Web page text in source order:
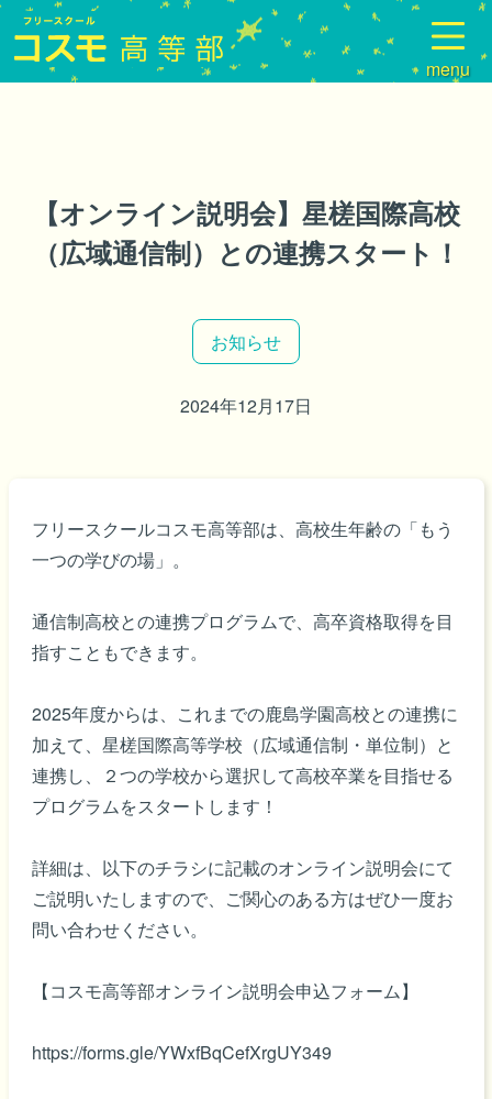
【オンライン説明会】星槎国際高校
（広域通信制）との連携スタート！
お知らせ
2024年12月17日
フリースクールコスモ高等部は、高校生年齢の「もう
一つの学びの場」。
通信制高校との連携プログラムで、高卒資格取得を目
指すこともできます。
2025年度からは、これまでの鹿島学園高校との連携に
加えて、星槎国際高等学校（広域通信制・単位制）と
連携し、２つの学校から選択して高校卒業を目指せる
プログラムをスタートします！
詳細は、以下のチラシに記載のオンライン説明会にて
ご説明いたしますので、ご関心のある方はぜひ一度お
問い合わせください。
【コスモ高等部オンライン説明会申込フォーム】
https://forms.gle/YWxfBqCefXrgUY349